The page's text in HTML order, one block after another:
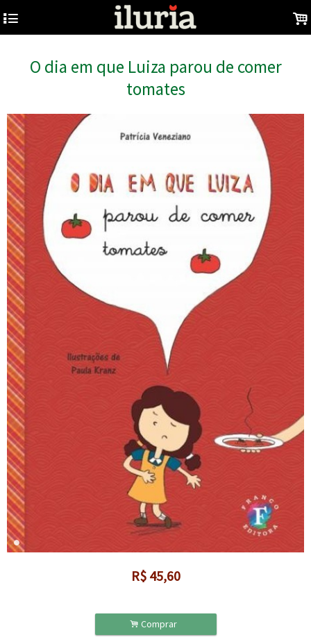
4 .
O dia em que Luiza parou de comer
tomates
R$ 45,60
. Comprar